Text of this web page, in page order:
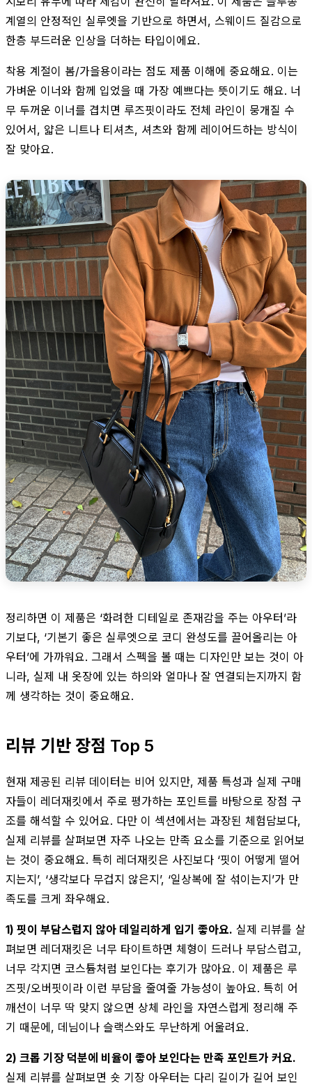
계열의 안정적인 실루엣을 기반으로 하면서, 스웨이드 질감으로
한층 부드러운 인상을 더하는 타입이에요.
착용 계절이 봄/가을용이라는 점도 제품 이해에 중요해요. 이는
가벼운 이너와 함께 입었을 때 가장 예쁘다는 뜻이기도 해요. 너
무 두꺼운 이너를 겹치면 루즈핏이라도 전체 라인이 뭉개질 수
있어서, 얇은 니트나 티셔츠, 셔츠와 함께 레이어드하는 방식이
잘 맞아요.
정리하면 이 제품은 ‘화려한 디테일로 존재감을 주는 아우터’라
기보다, ‘기본기 좋은 실루엣으로 코디 완성도를 끌어올리는 아
우터’에 가까워요. 그래서 스펙을 볼 때는 디자인만 보는 것이 아
니라, 실제 내 옷장에 있는 하의와 얼마나 잘 연결되는지까지 함
께 생각하는 것이 중요해요.
리뷰 기반 장점 Top 5
현재 제공된 리뷰 데이터는 비어 있지만, 제품 특성과 실제 구매
자들이 레더재킷에서 주로 평가하는 포인트를 바탕으로 장점 구
조를 해석할 수 있어요. 다만 이 섹션에서는 과장된 체험담보다,
실제 리뷰를 살펴보면 자주 나오는 만족 요소를 기준으로 읽어보
는 것이 중요해요. 특히 레더재킷은 사진보다 ‘핏이 어떻게 떨어
지는지’, ‘생각보다 무겁지 않은지’, ‘일상복에 잘 섞이는지’가 만
족도를 크게 좌우해요.
1) 핏이 부담스럽지 않아 데일리하게 입기 좋아요. 실제 리뷰를 살
펴보면 레더재킷은 너무 타이트하면 체형이 드러나 부담스럽고,
너무 각지면 코스튬처럼 보인다는 후기가 많아요. 이 제품은 루
즈핏/오버핏이라 이런 부담을 줄여줄 가능성이 높아요. 특히 어
깨선이 너무 딱 맞지 않으면 상체 라인을 자연스럽게 정리해 주
기 때문에, 데님이나 슬랙스와도 무난하게 어울려요.
2) 크롭 기장 덕분에 비율이 좋아 보인다는 만족 포인트가 커요.
실제 리뷰를 살펴보면 숏 기장 아우터는 다리 길이가 길어 보인